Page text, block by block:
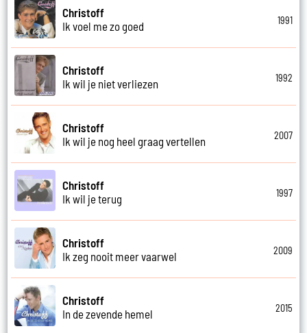
Christoff
Ik voel me zo goed
1991
Christoff
Ik wil je niet verliezen
1992
Christoff
Ik wil je nog heel graag vertellen
2007
Christoff
Ik wil je terug
1997
Christoff
Ik zeg nooit meer vaarwel
2009
Christoff
In de zevende hemel
2015